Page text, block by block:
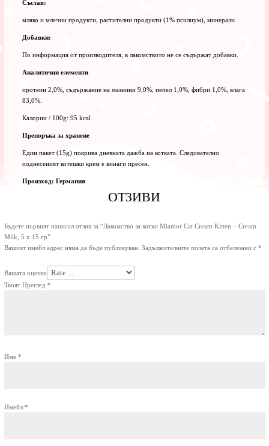
Състав:
мляко и млечни продукти, растителни продукти (1% псилиум), минерали.
Добавки:
По информация от производителя, в лакомството не се съдържат добавки.
Аналитични елементи
протеин 2,0%, съдържание на мазнини 9,0%, пепел 1,0%, фибри 1,0%, влага
83,0%.
Калории / 100g: 95 kcal
Препоръка за хранене
Един пакет (15g) покрива дневната дажба на котката. Следователно
поднесеният котешки крем е винаги пресен.
Произход: Германия
ОТЗИВИ
Бъдете първият написал отзив за “Лакомство за котки Miamor Cat Cream Kitten – Cream
Milk, 5 x 15 гр”
Вашият имейл адрес няма да бъде публикуван. Задължителните полета са отбелязани с *
Вашата оценка
Твоят Преглед *
Име *
Имейл *